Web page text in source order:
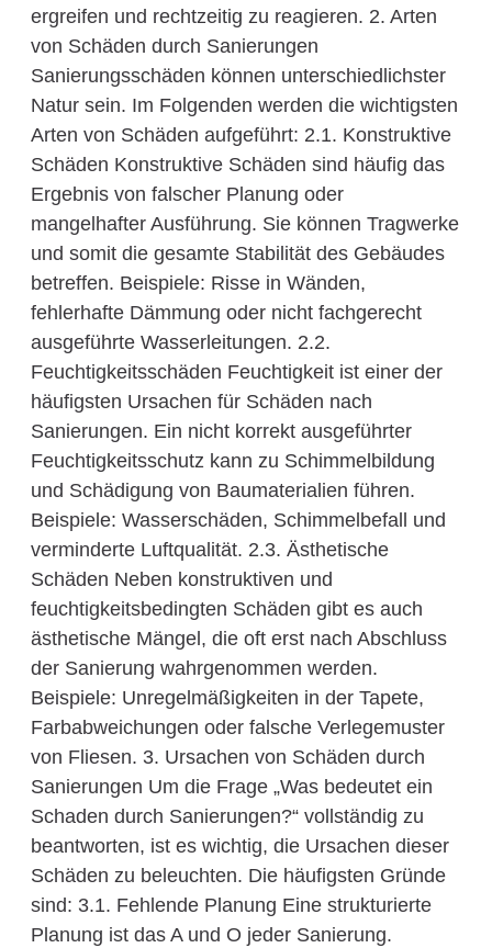
ergreifen und rechtzeitig zu reagieren. 2. Arten
von Schäden durch Sanierungen
Sanierungsschäden können unterschiedlichster
Natur sein. Im Folgenden werden die wichtigsten
Arten von Schäden aufgeführt: 2.1. Konstruktive
Schäden Konstruktive Schäden sind häufig das
Ergebnis von falscher Planung oder
mangelhafter Ausführung. Sie können Tragwerke
und somit die gesamte Stabilität des Gebäudes
betreffen. Beispiele: Risse in Wänden,
fehlerhafte Dämmung oder nicht fachgerecht
ausgeführte Wasserleitungen. 2.2.
Feuchtigkeitsschäden Feuchtigkeit ist einer der
häufigsten Ursachen für Schäden nach
Sanierungen. Ein nicht korrekt ausgeführter
Feuchtigkeitsschutz kann zu Schimmelbildung
und Schädigung von Baumaterialien führen.
Beispiele: Wasserschäden, Schimmelbefall und
verminderte Luftqualität. 2.3. Ästhetische
Schäden Neben konstruktiven und
feuchtigkeitsbedingten Schäden gibt es auch
ästhetische Mängel, die oft erst nach Abschluss
der Sanierung wahrgenommen werden.
Beispiele: Unregelmäßigkeiten in der Tapete,
Farbabweichungen oder falsche Verlegemuster
von Fliesen. 3. Ursachen von Schäden durch
Sanierungen Um die Frage „Was bedeutet ein
Schaden durch Sanierungen?“ vollständig zu
beantworten, ist es wichtig, die Ursachen dieser
Schäden zu beleuchten. Die häufigsten Gründe
sind: 3.1. Fehlende Planung Eine strukturierte
Planung ist das A und O jeder Sanierung.